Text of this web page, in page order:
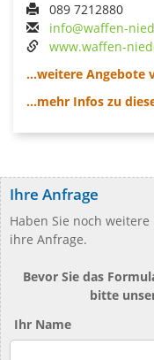
089 7212880
info@waffen-
www.waffen-
...weitere Angebote
...mehr Infos zu
Ihre Anfrage
Haben Sie noch
ihre Anfrage.
Bevor Sie das
bitte
Ihr Name